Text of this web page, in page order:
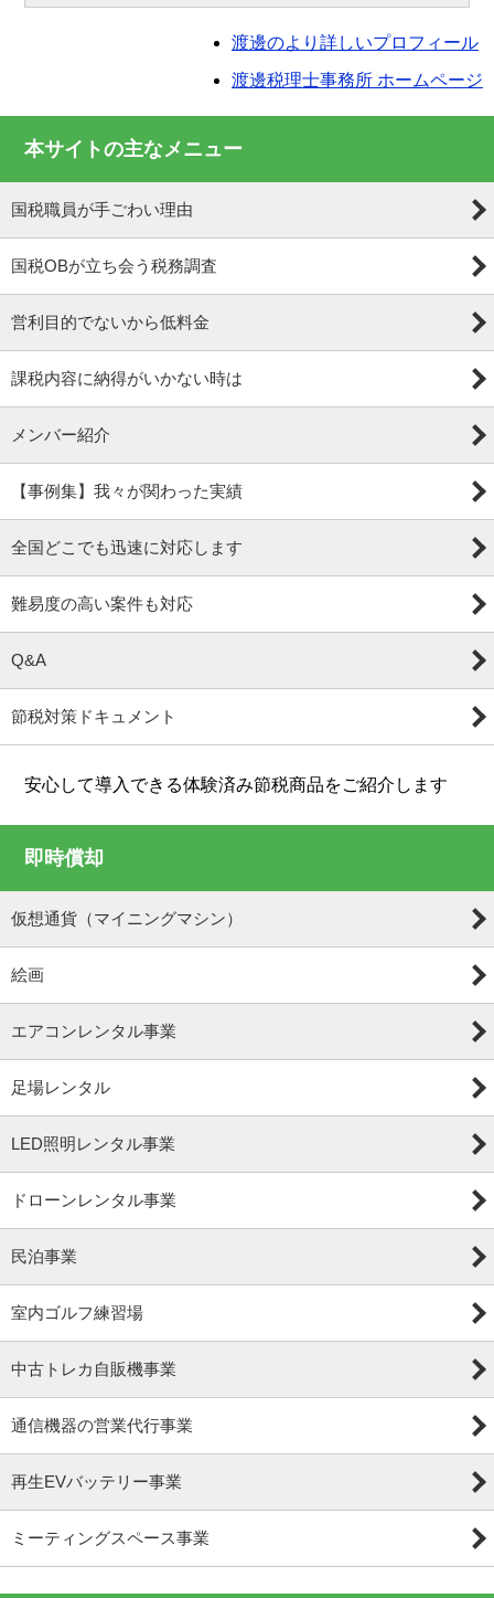
渡邊のより詳しいプロフィール
渡邊税理士事務所 ホームページ
本サイトの主なメニュー
国税職員が手ごわい理由
国税OBが立ち会う税務調査
営利目的でないから低料金
課税内容に納得がいかない時は
メンバー紹介
【事例集】我々が関わった実績
全国どこでも迅速に対応します
難易度の高い案件も対応
Q&A
節税対策ドキュメント
安心して導入できる体験済み節税商品をご紹介します
即時償却
仮想通貨（マイニングマシン）
絵画
エアコンレンタル事業
足場レンタル
LED照明レンタル事業
ドローンレンタル事業
民泊事業
室内ゴルフ練習場
中古トレカ自販機事業
通信機器の営業代行事業
再生EVバッテリー事業
ミーティングスペース事業